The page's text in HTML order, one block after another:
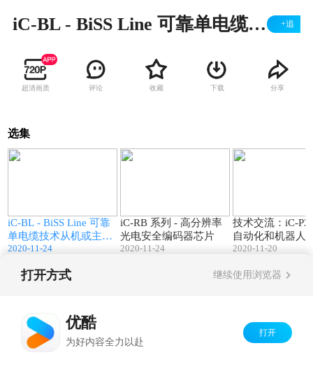
iC-BL - BiSS Line 可靠单电缆技术从机或主机桥器件 +追
超清画质 评论 收藏 下载 分享
选集
iC-BL - BiSS Line 可靠
单电缆技术从机或主机
桥器件
2020-11-24
iC-RB 系列 - 高分辨率
光电安全编码器芯片
2020-11-24
技术交流：iC-PZ
自动化和机器人
位置传感
2020-11-20
打开方式 继续使用浏览器
优酷
为好内容全力以赴
打开